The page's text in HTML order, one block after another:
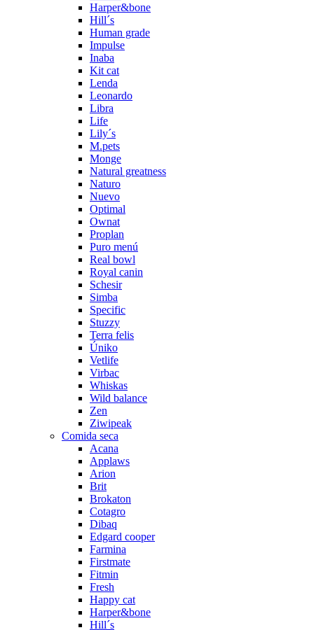
Harper&bone
Hill´s
Human grade
Impulse
Inaba
Kit cat
Lenda
Leonardo
Libra
Life
Lily´s
M.pets
Monge
Natural greatness
Naturo
Nuevo
Optimal
Ownat
Proplan
Puro menú
Real bowl
Royal canin
Schesir
Simba
Specific
Stuzzy
Terra felis
Úniko
Vetlife
Virbac
Whiskas
Wild balance
Zen
Ziwipeak
Comida seca
Acana
Applaws
Arion
Brit
Brokaton
Cotagro
Dibaq
Edgard cooper
Farmina
Firstmate
Fitmin
Fresh
Happy cat
Harper&bone
Hill´s